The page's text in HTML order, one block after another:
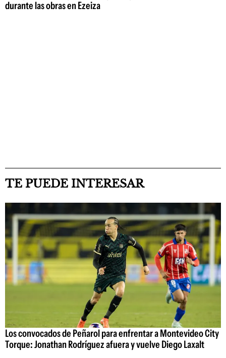
durante las obras en Ezeiza
TE PUEDE INTERESAR
Los convocados de Peñarol para enfrentar a Montevideo City
Torque: Jonathan Rodríguez afuera y vuelve Diego Laxalt